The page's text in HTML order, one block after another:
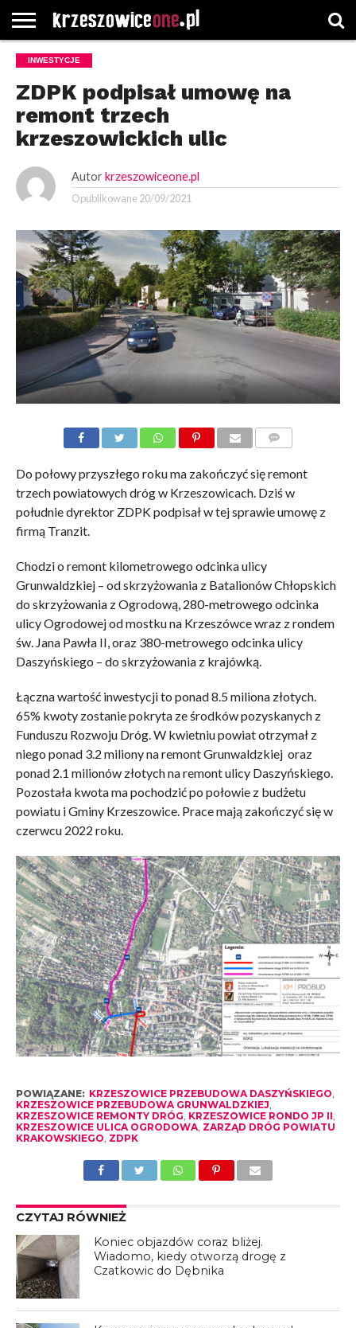
STRONA
GŁÓWNA
WYBORY
WYBIERZ
ROZKŁADY
GREGORCZYK
KONTAKT
INWESTYCJE
ZDPK podpisał umowę na
remont trzech
krzeszowickich ulic
Autor krzeszowiceone.pl
Opublikowane 20/09/2021
Do połowy przyszłego roku ma zakończyć się remont
trzech powiatowych dróg w Krzeszowicach. Dziś w
południe dyrektor ZDPK podpisał w tej sprawie umowę z
firmą Tranzit.
Chodzi o remont kilometrowego odcinka ulicy
Grunwaldzkiej – od skrzyżowania z Batalionów Chłopskich
do skrzyżowania z Ogrodową, 280-metrowego odcinka
ulicy Ogrodowej od mostku na Krzeszówce wraz z rondem
św. Jana Pawła II, oraz 380-metrowego odcinka ulicy
Daszyńskiego – do skrzyżowania z krajówką.
Łączna wartość inwestycji to ponad 8.5 miliona złotych.
65% kwoty zostanie pokryta ze środków pozyskanych z
Funduszu Rozwoju Dróg. W kwietniu powiat otrzymał z
niego ponad 3.2 miliony na remont Grunwaldzkiej oraz
ponad 2.1 milionów złotych na remont ulicy Daszyńskiego.
Pozostała kwota ma pochodzić po połowie z budżetu
powiatu i Gminy Krzeszowice. Prace mają zakończyć się w
czerwcu 2022 roku.
POWIĄZANE: KRZESZOWICE PRZEBUDOWA DASZYŃSKIEGO,
KRZESZOWICE PRZEBUDOWA GRUNWALDZKIEJ,
KRZESZOWICE REMONTY DRÓG, KRZESZOWICE RONDO JP II,
KRZESZOWICE ULICA OGRODOWA, ZARZĄD DRÓG POWIATU
KRAKOWSKIEGO, ZDPK
CZYTAJ RÓWNIEŻ
Koniec objazdów coraz bliżej.
Wiadomo, kiedy otworzą drogę z
Czatkowic do Dębnika